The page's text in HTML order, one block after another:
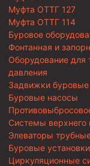
Муфта ОТТГ 127
Муфта ОТТГ 114
Буровое
Фонтанная и
Оборудование для
давления
Задвижки буровые
Буровые насосы
Системы
Элеваторы
Буровые установки
Циркуляционные